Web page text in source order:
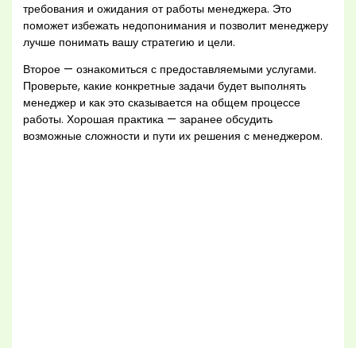
требования и ожидания от работы менеджера. Это
поможет избежать недопонимания и позволит менеджеру
лучше понимать вашу стратегию и цели.
Второе — ознакомиться с предоставляемыми услугами.
Проверьте, какие конкретные задачи будет выполнять
менеджер и как это сказывается на общем процессе
работы. Хорошая практика — заранее обсудить
возможные сложности и пути их решения с менеджером.